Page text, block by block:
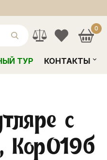
0
ТУР КОНТАКТЫ
с
Кор019б